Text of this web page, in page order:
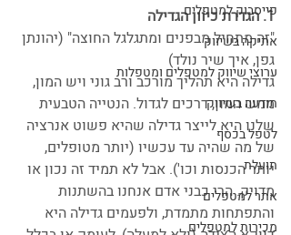
פייסבוק למטפלים
אתיקה בשיווק
ערוצי שיווק למטפלים ומטפלות
תודעה בשיווק
לטפל בכסף
תועלת
אתר למטפלים
מכירות למטפלים
1. הגדרת כיוון הגדילה
"זה מתחיל מבפנים ומתגלגל החוצה" (יהונתן
גפן, איך שיר נולד)
גדילה היא תהליך מורכב ורב גוני ויש המון,
ממש המון, דרכים לגדול. הנטייה הטבעית
שלנו היא לייצר גדילה שהיא פשוט אנרציה
של מה שהיה עד עכשיו (יותר מטופלים,
יותר הכנסות וכו'). אבל לא תמיד זה נכון או
מדויק. הרי כבני אדם אנחנו בהשתנות
והתפתחות מתמדת, ולפעמים גדילה היא